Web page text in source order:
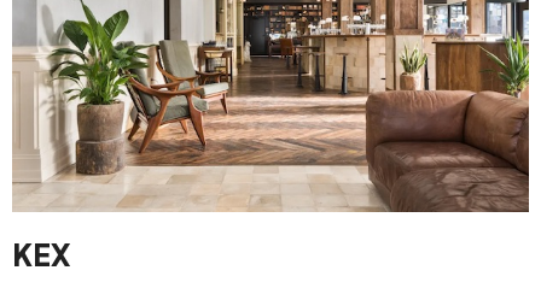
KEX